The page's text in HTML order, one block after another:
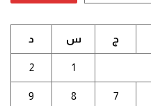
ج س د
1
2
7
8
9